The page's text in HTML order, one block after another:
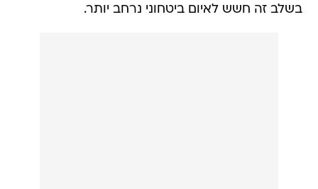
בשלב זה חשש לאיום ביטחוני נרחב יותר.